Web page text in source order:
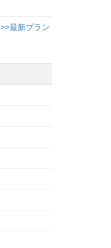
>>最新プラン